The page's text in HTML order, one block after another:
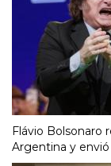
Flávio Bolsonaro
Argentina y